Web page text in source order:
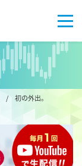
/ 初の外出。